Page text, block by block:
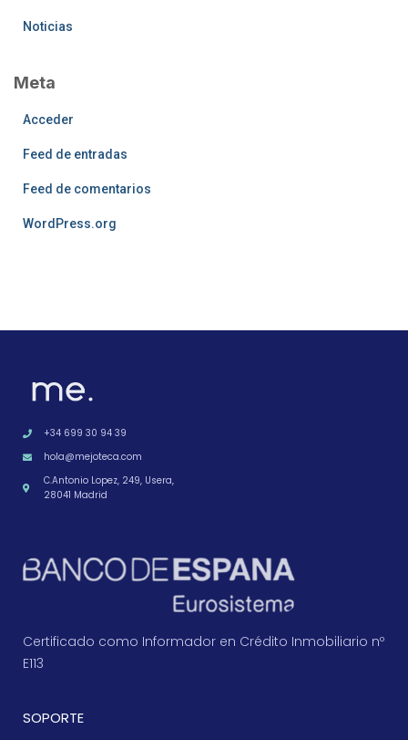
Noticias
Meta
Acceder
Feed de entradas
Feed de comentarios
WordPress.org
+34 699 30 94 39
hola@mejoteca.com
C.Antonio Lopez, 249, Usera,
28041 Madrid
Certificado como Informador en Crédito Inmobiliario nº
E113
SOPORTE